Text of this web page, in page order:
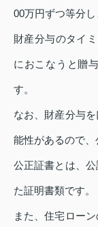
00万円ずつ等分し
財産分与のタイ
におこなうと贈
す。
なお、財産分与
能性があるので、
公正証書とは、
た証明書類です。
また、住宅ロー